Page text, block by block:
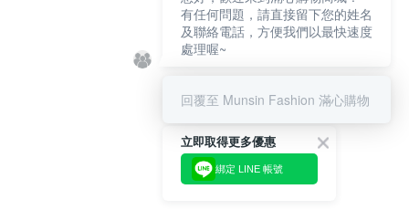
立即取得更多優惠
綁定 LINE 帳號
有任何問題，請直接留下您的姓名
及聯絡電話，方便我們以最快速度
處理喔~
回覆至 Munsin Fashion 滿心購物